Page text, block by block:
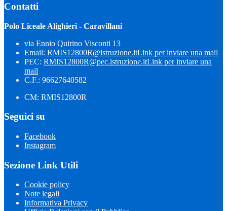
Contatti
Polo Liceale Alighieri - Caravillani
via Ennio Quirino Visconti 13
Email: RMIS12800R@istruzione.itLink per inviare una mail
PEC: RMIS12800R@pec.istruzione.itLink per inviare una
mail
C.F.: 96627640582
CM: RMIS12800R
Seguici su
Facebook
Instagram
Sezione Link Utili
Cookie policy
Note legali
Informativa Privacy